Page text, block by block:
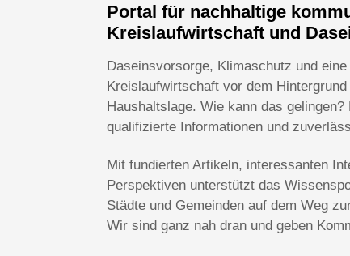
Portal für nachhaltige
Kreislaufwirtschaft und
Daseinsvorsorge, Klimaschutz und
Kreislaufwirtschaft vor dem
Haushaltslage. Wie kann das
qualifizierte Informationen und
Mit fundierten Artikeln, interessanten
Perspektiven unterstützt das
Städte und Gemeinden auf dem Weg
Wir sind ganz nah dran und geben